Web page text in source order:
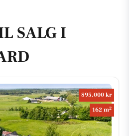
SALG I
895.000 kr
162 m2